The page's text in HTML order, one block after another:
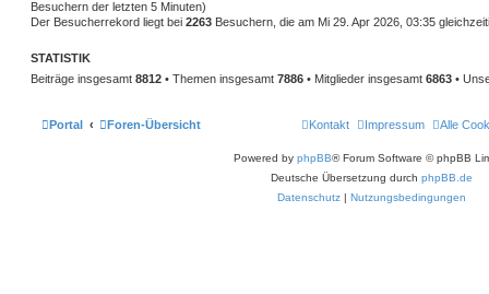
Besuchern der letzten 5 Minuten)
Der Besucherrekord liegt bei 2263 Besuchern, die am Mi 29. Apr 2026, 03:35
STATISTIK
Beiträge insgesamt 8812 • Themen insgesamt 7886 • Mitglieder insgesamt 6863 •
Portal Foren-Übersicht Alle
Impressum
Kontakt
Powered by phpBB® Forum Software © phpBB
Deutsche Übersetzung durch phpBB.de
Datenschutz | Nutzungsbedingungen